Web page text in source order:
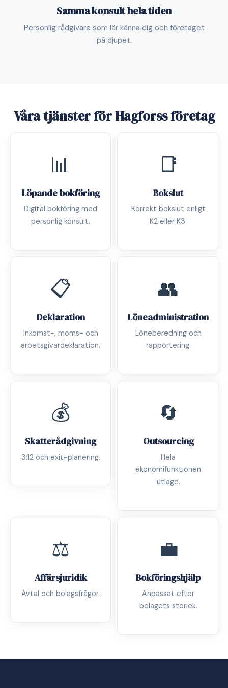
Samma konsult hela tiden
Personlig rådgivare som lär känna dig och företaget
på djupet.
Våra tjänster för Hagforss företag
📊
Löpande bokföring
Digital bokföring med
personlig konsult.
📑
Bokslut
Korrekt bokslut enligt
K2 eller K3.
📋
Deklaration
Inkomst-, moms- och
arbetsgivardeklaration.
👥
Löneadministration
Löneberedning och
rapportering.
💰
Skatterådgivning
3:12 och exit-planering.
🔄
Outsourcing
Hela
ekonomifunktionen
utlagd.
⚖️
Affärsjuridik
Avtal och bolagsfrågor.
💼
Bokföringshjälp
Anpassat efter
bolagets storlek.